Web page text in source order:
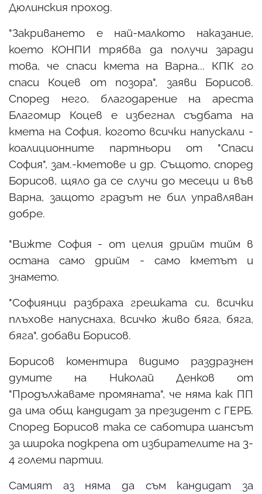
Дюлинския проход.
"Закриването е най-малкото наказание,
което КОНПИ трябва да получи заради
това, че спаси кмета на Варна... КПК го
спаси Коцев от позора", заяви Борисов.
Според него, благодарение на ареста
Благомир Коцев е избегнал съдбата на
кмета на София, когото всички напускали -
коалиционните партньори от "Спаси
София", зам.-кметове и др. Същото, според
Борисов, щяло да се случи до месеци и във
Варна, защото градът не бил управляван
добре.
"Вижте София - от целия дрийм тийм в
остана само дрийм - само кметът и
знамето.
"Софиянци разбраха грешката си, всички
плъхове напуснаха, всичко живо бяга, бяга,
бяга", добави Борисов.
Борисов коментира видимо раздразнен
думите на Николай Денков от
"Продължаваме промяната", че няма как ПП
да има общ кандидат за президент с ГЕРБ.
Според Борисов така се саботира шансът
за широка подкрепа от избирателите на 3-
4 големи партии.
Самият аз няма да съм кандидат за